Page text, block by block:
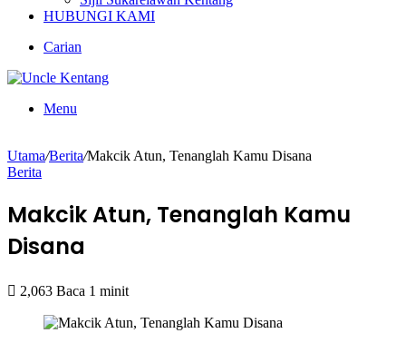
HUBUNGI KAMI
Carian
Menu
Utama/Berita/Makcik Atun, Tenanglah Kamu Disana
Berita
Makcik Atun, Tenanglah Kamu
Disana
2,063 Baca 1 minit